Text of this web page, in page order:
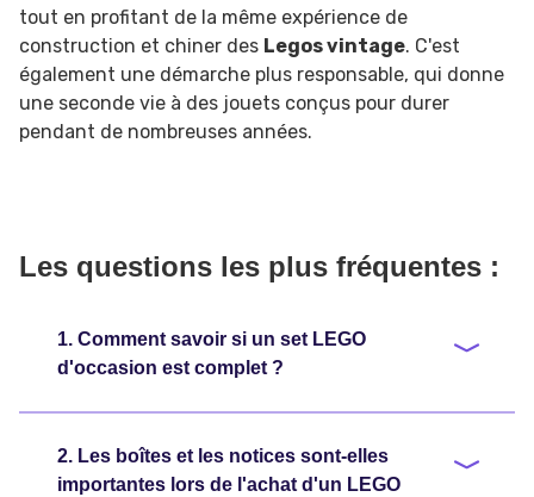
tout en profitant de la même expérience de
construction et chiner des Legos vintage. C'est
également une démarche plus responsable, qui donne
une seconde vie à des jouets conçus pour durer
pendant de nombreuses années.
Les questions les plus fréquentes :
1. Comment savoir si un set LEGO
d'occasion est complet ?
2. Les boîtes et les notices sont-elles
importantes lors de l'achat d'un LEGO